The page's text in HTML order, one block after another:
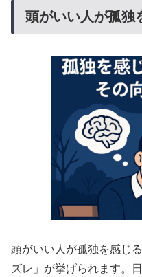
頭がいい人が孤独
頭がいい人が孤独を感じ
ズレ」が挙げられます。